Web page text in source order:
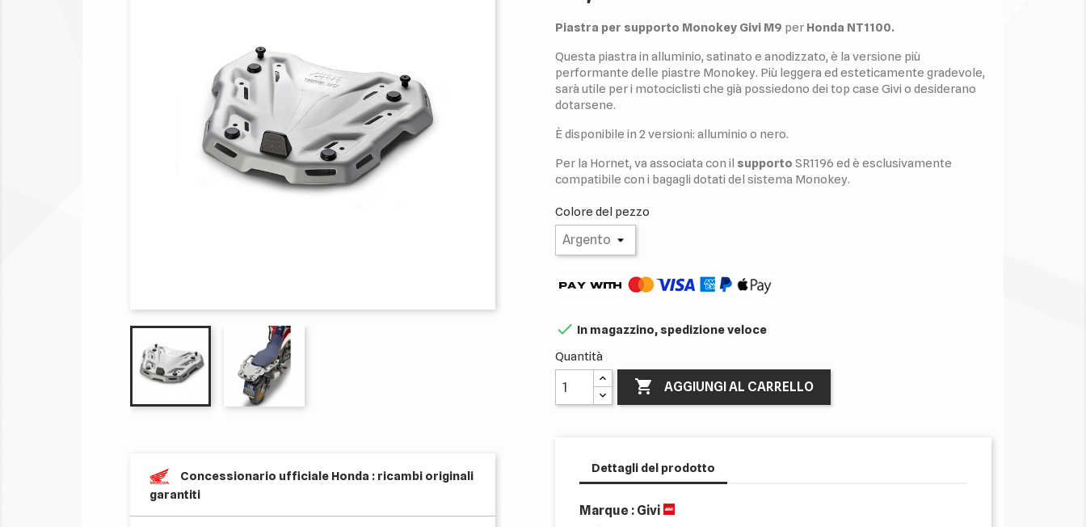
Concessionario ufficiale Honda : ricambi originali
garantiti
Piastra per supporto Monokey Givi M9 per Honda NT1100.
Questa piastra in alluminio, satinato e anodizzato, è la versione più
performante delle piastre Monokey. Più leggera ed esteticamente gradevole,
sarà utile per i motociclisti che già possiedono dei top case Givi o desiderano
dotarsene.
È disponibile in 2 versioni: alluminio o nero.
Per la Hornet, va associata con il supporto SR1196 ed è esclusivamente
compatibile con i bagagli dotati del sistema Monokey.
Colore del pezzo
 In magazzino, spedizione veloce
Quantità
 AGGIUNGI AL CARRELLO
Dettagli del prodotto
Marque : Givi